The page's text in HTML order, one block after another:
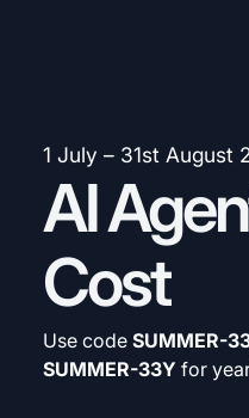
1 July – 31st August
AI
Cost
Use code SUMMER-
SUMMER-33Y for